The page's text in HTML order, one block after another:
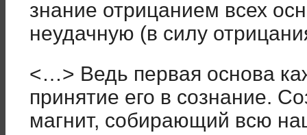
знание отрицанием всех
неудачную (в силу
<…> Ведь первая основа
принятие его в сознание.
магнит, собирающий всю